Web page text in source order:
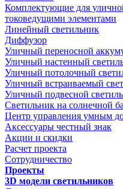
Комплектующие для
токоведущими элементами
Линейный светильник
Диффузор
Уличный переносной
Уличный настенный
Уличный потолочный
Уличный встраиваемый
Уличный подвесной
Светильник на солнечной
Центр управления умным
Аксессуары честный знак
Акции и скидки
Расчет проекта
Сотрудничество
Проекты
3D модели светильников